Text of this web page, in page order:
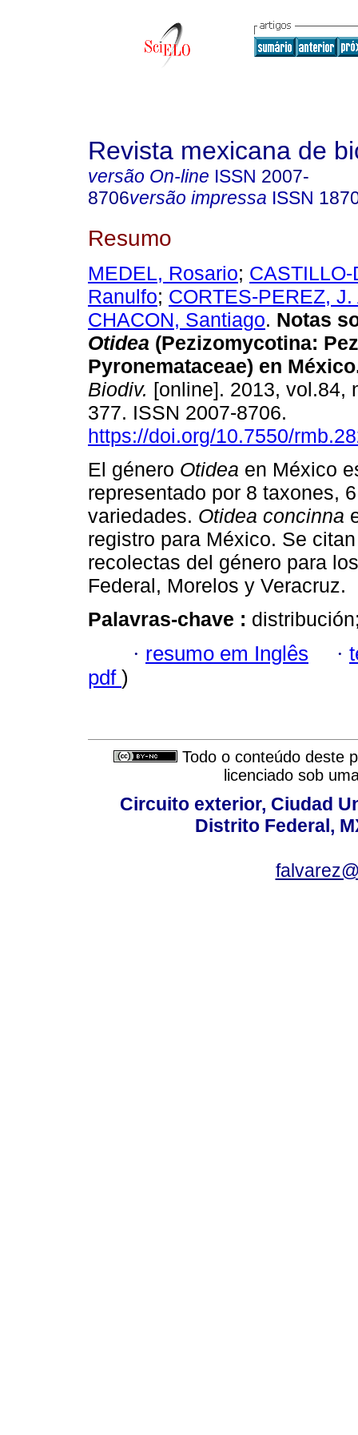
Revista mexicana de
versão On-line ISSN 2007-
8706versão impressa ISSN
Resumo
MEDEL, Rosario;
Ranulfo; CORTES-PEREZ,
CHACON, Santiago. Notas
Otidea (Pezizomycotina:
Pyronemataceae) en México
Biodiv. [online]. 2013, vol.84,
377. ISSN 2007-8706.
https://doi.org/10.7550/
El género Otidea en México
representado por 8 taxones,
variedades. Otidea concinna
registro para México. Se
recolectas del género para
Federal, Morelos y Veracruz.
Palavras-chave :
· resumo em Inglês ·
pdf )
Todo o conteúdo deste
licenciado sob
Circuito exterior, Ciudad
Distrito Federal,